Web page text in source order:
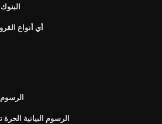
أي أنواع
الرسوم
الرسوم البيانية